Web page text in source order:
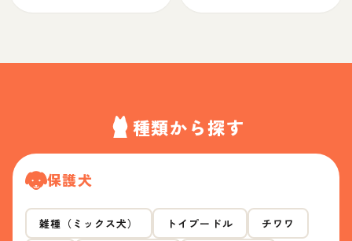
種類から探す
保護犬
雑種（ミックス犬） トイプードル チワワ